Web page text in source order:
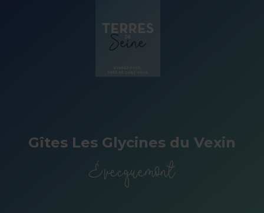
Gîtes Les Glycines du Vexin
Évecquemont